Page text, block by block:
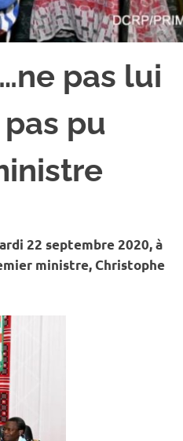
pas lui
pu
22 septembre 2020, à
ministre, Christophe